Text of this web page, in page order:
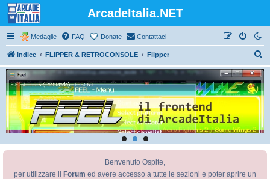
ArcadeItalia.NET
Medaglie FAQ Donate Contattaci
Indice FLIPPER & RETROCONSOLE Flipper
e
r
c
Benvenuto Ospite,
per utilizzare il
Forum ed avere accesso a tutte le sezioni e poter aprire un